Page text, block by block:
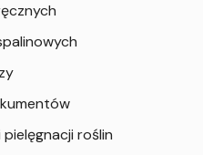
roślin